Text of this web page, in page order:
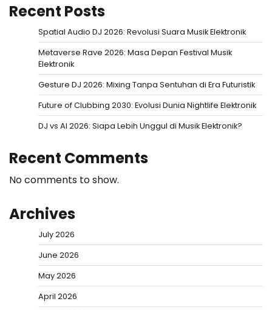
Recent Posts
Spatial Audio DJ 2026: Revolusi Suara Musik Elektronik
Metaverse Rave 2026: Masa Depan Festival Musik
Elektronik
Gesture DJ 2026: Mixing Tanpa Sentuhan di Era Futuristik
Future of Clubbing 2030: Evolusi Dunia Nightlife Elektronik
DJ vs AI 2026: Siapa Lebih Unggul di Musik Elektronik?
Recent Comments
No comments to show.
Archives
July 2026
June 2026
May 2026
April 2026